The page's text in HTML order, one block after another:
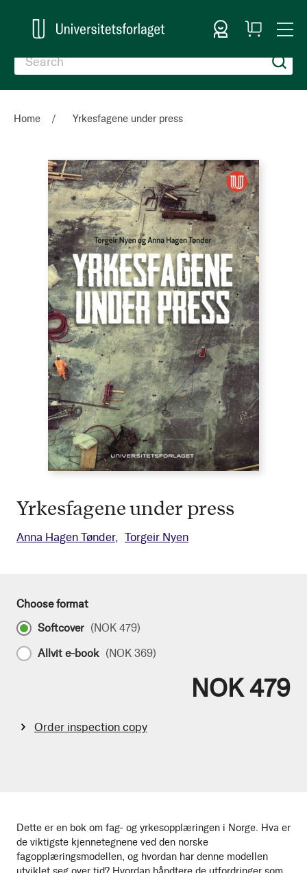
Sign In
My
Cart
Home Yrkesfagene under press
Yrkesfagene under press
Anna Hagen Tønder Torgeir Nyen
Dette er en bok om fag- og yrkesopplæringen i Norge. Hva er
de viktigste kjennetegnene ved den norske
fagopplæringsmodellen, og hvordan har denne modellen
Choose format
Softcover (NOK 479)
Allvit e-book (NOK 369)
NOK 479
Order inspection copy